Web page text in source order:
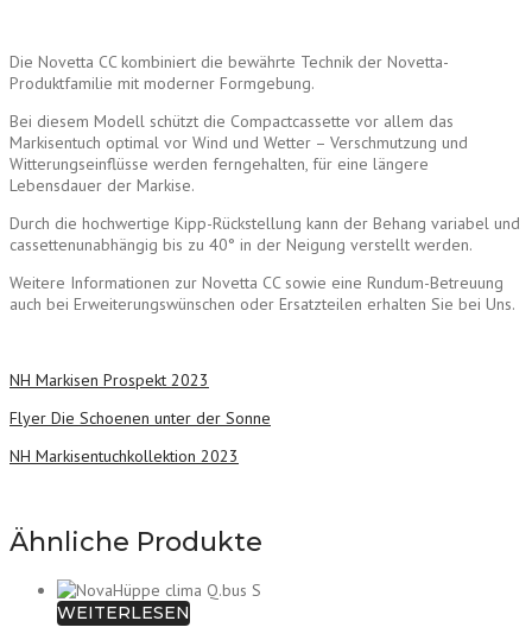
Die Novetta CC kombiniert die bewährte Technik der Novetta-
Produktfamilie mit moderner Formgebung.
Bei diesem Modell schützt die Compactcassette vor allem das
Markisentuch optimal vor Wind und Wetter – Verschmutzung und
Witterungseinflüsse werden ferngehalten, für eine längere
Lebensdauer der Markise.
Durch die hochwertige Kipp-Rückstellung kann der Behang variabel und
cassettenunabhängig bis zu 40° in der Neigung verstellt werden.
Weitere Informationen zur Novetta CC sowie eine Rundum-Betreuung
auch bei Erweiterungswünschen oder Ersatzteilen erhalten Sie bei Uns.
NH Markisen Prospekt 2023
Flyer Die Schoenen unter der Sonne
NH Markisentuchkollektion 2023
Ähnliche Produkte
WEITERLESEN